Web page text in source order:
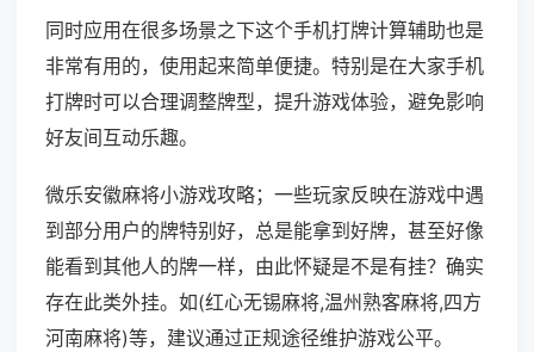
同时应用在很多场景之下这个手机打牌计算辅助也是
非常有用的，使用起来简单便捷。特别是在大家手机
打牌时可以合理调整牌型，提升游戏体验，避免影响
好友间互动乐趣。
微乐安徽麻将小游戏攻略；一些玩家反映在游戏中遇
到部分用户的牌特别好，总是能拿到好牌，甚至好像
能看到其他人的牌一样，由此怀疑是不是有挂？确实
存在此类外挂。如(红心无锡麻将,温州熟客麻将,四方
河南麻将)等，建议通过正规途径维护游戏公平。